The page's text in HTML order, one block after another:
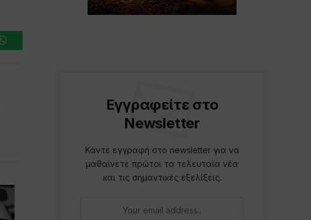
WhatsApp
Εγγραφείτε στο
Newsletter
Κάντε εγγραφή στο newsletter για να
μαθαίνετε πρώτοι τα τελευταία νέα
και τις σημαντικές εξελίξεις.